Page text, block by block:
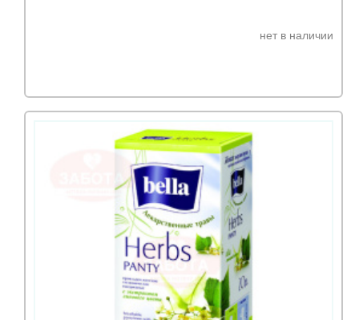
нет в наличии